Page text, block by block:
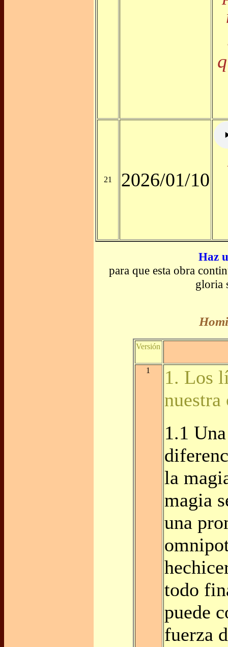
21 2026/01/10
Haz
para que esta obra
gloria
Versión
1
1. Los
1.1
la
magia
una
todo
puede
fuerza